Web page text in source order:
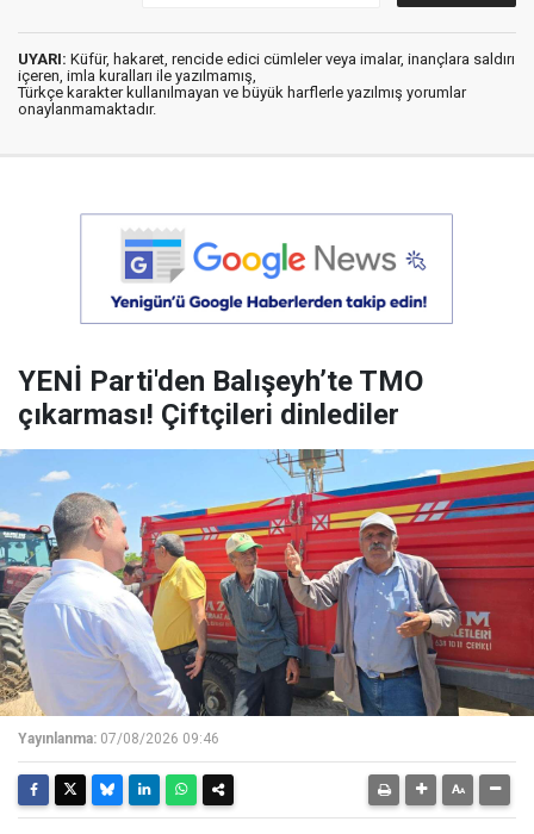
UYARI: Küfür, hakaret, rencide edici cümleler veya imalar, inançlara saldırı
içeren, imla kuralları ile yazılmamış,
Türkçe karakter kullanılmayan ve büyük harflerle yazılmış yorumlar
onaylanmamaktadır.
YENİ Parti'den Balışeyh’te TMO
çıkarması! Çiftçileri dinlediler
Yayınlanma: 07/08/2026 09:46